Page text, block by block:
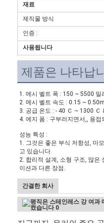
재료
제직물 방식
인증 :
사용됩니다
제품은 나타납
1. 메시 벨트 폭 : 150 ~ 5500 밀
2. 메시 벨트 속도 : 0.15 ~
3. 공급 온도 : - 40 Ｃ ~ 1300 Ｃ
4. 에지 폼 : 구부러지면서,, 용접
성능 특성 :
1. 그것은 좋은 부식 저항성, 마
고 있습니다.
2. 합리적 설계, 소형 구조, 많은
이션과 다른 장점.
간결한 회사